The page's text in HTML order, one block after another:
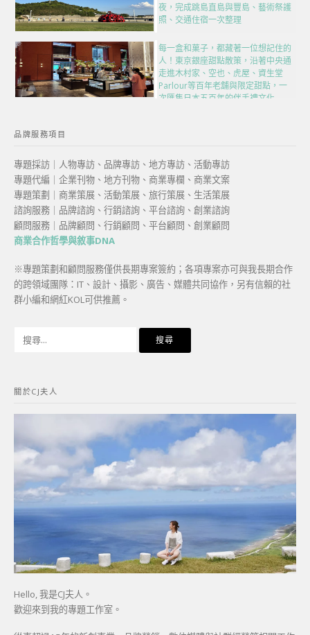
夜，完成跳島直島與豐島、藝術祭護
照、交通住宿一次整理
每一盒和菓子，都藏著一位想記住的
人！東京銀座甜點散策，沿著中央通
走進木村家、空也、虎屋、資生堂
Parlour等百年老舖與限定甜點，一
次匯集日本五百年的伴手禮文化
品牌服務項目
專題採訪｜人物專訪、品牌專訪、地方專訪、活動專訪
專題代編｜企業刊物、地方刊物、商業專欄、商業文案
專題策劃｜商業策展、活動策展、旅行策展、生活策展
諮詢服務｜品牌諮詢、行銷諮詢、平台諮詢、創業諮詢
顧問服務｜品牌顧問、行銷顧問、平台顧問、創業顧問
商業合作哲學與敘事DNA
※專題策劃和顧問服務僅供長期專案簽約；各項專案亦可與我長期合作
的跨領域團隊：IT、設計、攝影、廣告、媒體共同協作，另有信賴的社
群小編和網紅KOL可供推薦。
字:
關於CJ夫人
Hello, 我是CJ夫人。
歡迎來到我的專題工作室。